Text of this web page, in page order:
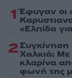
1 Έφυγαν οι
«Ελπίδα
2Συγκίνηση
Χαλκιά: Με
κλαρίνα
φωνή της